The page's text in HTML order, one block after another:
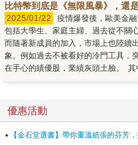
比特幣到底是《無限風暴》，還
2025/01/22
包括大學生、家庭主婦、過去從不關
而隨著新成員的加入，市場上也陸續
象。例如過去不被看好的冷門工具，
在手心的績優股，業績灰頭土臉。 其
到了2021年3月，居然就漲破6萬美金
但是好景不常，比特幣在2021年11月
史新高後，隨著一連串醜聞遭揭發，
優惠活動
【金石堂選書】帶你重溫紙張的芬芳，